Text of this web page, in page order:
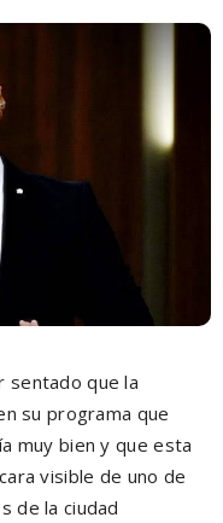
sentado que la
su programa que
muy bien y que esta
visible de uno de
de la ciudad